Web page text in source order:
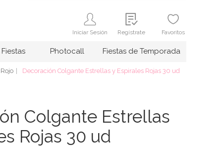
Iniciar Sesión Regístrate Favoritos
Photocall Fiestas de Temporada
Rojo Decoración Colgante Estrellas y Espirales Rojas 30 ud
Colgante Estrellas
Rojas 30 ud